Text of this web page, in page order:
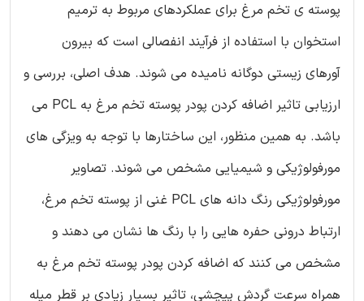
پوسته ی تخم مرغ برای عملکردهای مربوط به ترمیم
استخوان با استفاده از فرآیند انفصالی است که بیرون
آورهای زیستی دوگانه نامیده می شوند. هدف اصلی، بررسی و
ارزیابی تاثیر اضافه کردن پودر پوسته تخم مرغ به PCL می
باشد. به همین منظور، این ساختارها با توجه به ویزگی های
مورفولوژیکی و شیمیایی مشخص می شوند. تصاویر
مورفولوژیکی رنگ دانه های PCL غنی از پوسته تخم مرغ،
ارتباط درونی حفره هایی را با رنگ ها نشان می دهند و
مشخص می کنند که اضافه کردن پودر پوسته تخم مرغ به
همراه سرعت گردش پیچشی، تاثیر بسیار زیادی بر قطر میله